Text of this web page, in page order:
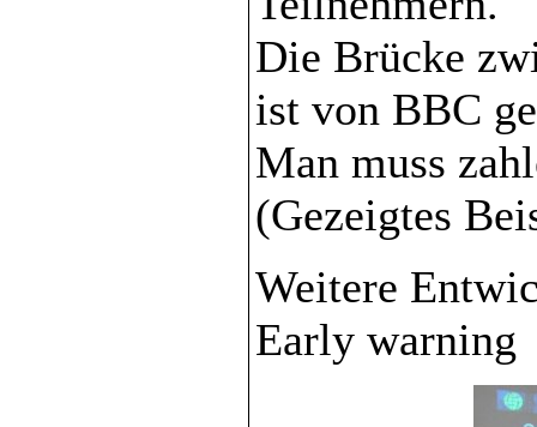
Die Brücke
ist von BBC
Man muss
(Gezeigtes
Weitere
Early warning